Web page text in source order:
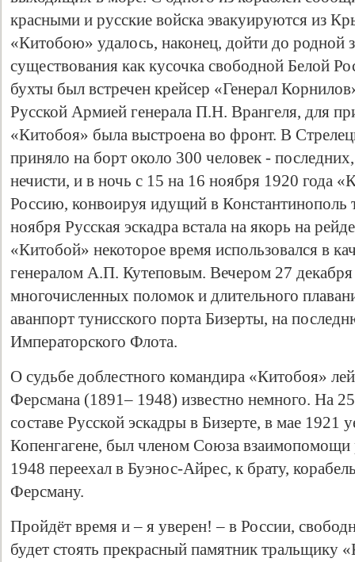
красными и русские войска эвакуируются из
«Китобою» удалось, наконец, дойти до родной
существования как кусочка свободной Белой
бухты был встречен крейсер «Генерал
Русской Армией генерала П.Н. Врангеля, для
«Китобоя» была выстроена во фронт. В
приняло на борт около 300 человек -
нечисти, и в ночь с 15 на 16 ноября 1920 года
Россию, конвоируя идущий в Константинополь
ноября Русская эскадра встала на якорь на
«Китобой» некоторое время использовался в
генералом А.П. Кутеповым. Вечером 27 декабря
многочисленных поломок и длительного
аванпорт тунисского порта Бизерты, на
Императорского Флота.
О судьбе доблестного командира «Китобоя»
Ферсмана (1891– 1948) известно немного. На
составе Русской эскадры в Бизерте, в мае 1921
Копенгагене, был членом Союза
1948 переехал в Буэнос-Айрес, к брату,
Ферсману.
Пройдёт время и – я уверен! – в России,
будет стоять прекрасный памятник тральщику